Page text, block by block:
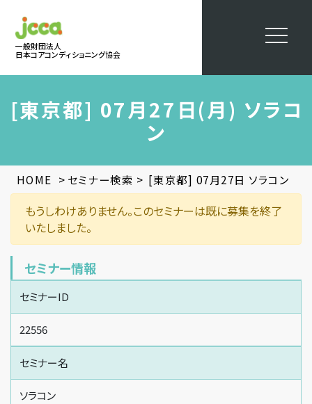
一般財団法人
日本コアコンディショニング協会
[東京都] 07月27日(月) ソラコ
ン
HOME > セミナー検索 > [東京都] 07月27日 ソラコン
もうしわけありません。このセミナーは既に募集を終了
いたしました。
セミナー情報
セミナーID
22556
セミナー名
ソラコン